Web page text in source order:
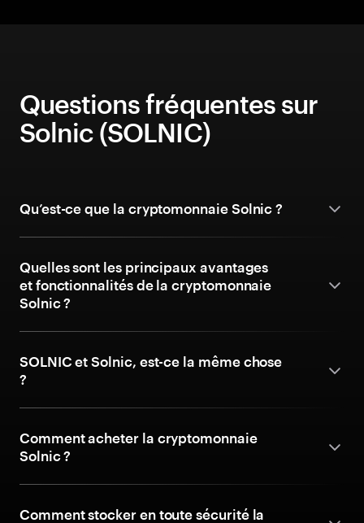
Questions fréquentes sur
Solnic (SOLNIC)
Qu’est-ce que la cryptomonnaie Solnic ?
Quelles sont les principaux avantages
et fonctionnalités de la cryptomonnaie
Solnic ?
SOLNIC et Solnic, est-ce la même chose
?
Comment acheter la cryptomonnaie
Solnic ?
Comment stocker en toute sécurité la